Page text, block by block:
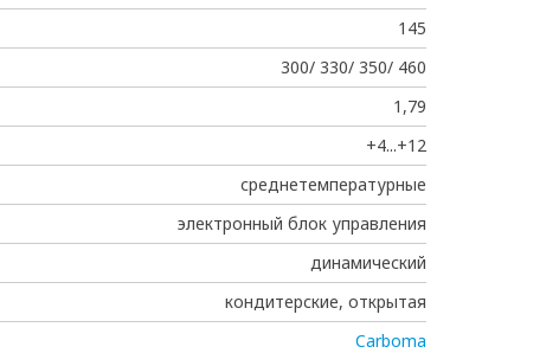
145
300/ 330/ 350/ 460
1,79
+4...+12
среднетемпературные
электронный блок управления
динамический
кондитерские, открытая
Carboma